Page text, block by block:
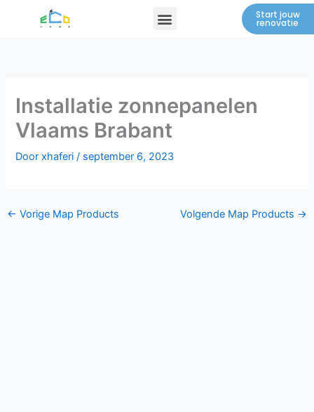
Menu Start jouw
renovatie
Installatie zonnepanelen
Vlaams Brabant
Doorxhaferi/ september 6, 2023
← Vorige Map Products Volgende Map Products →